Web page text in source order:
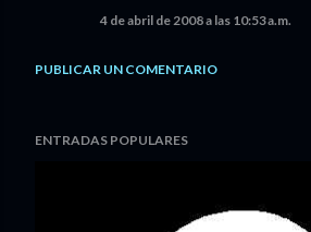
4 de abril de 2008 a las 10:53 a.m.
PUBLICAR UN COMENTARIO
ENTRADAS POPULARES